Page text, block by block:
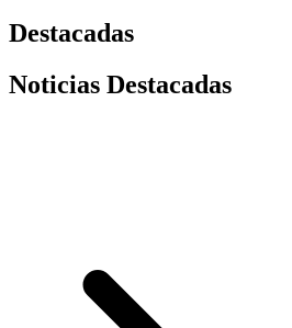
Destacadas
Noticias Destacadas